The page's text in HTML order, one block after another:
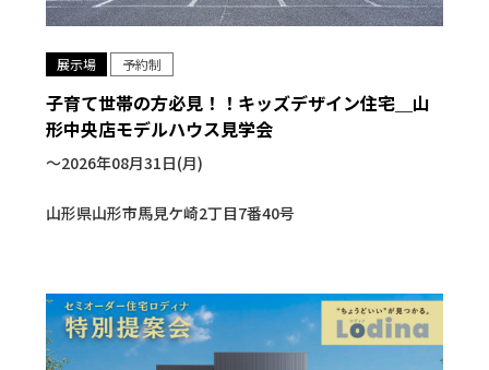
展示場 予約制
子育て世帯の方必見！！キッズデザイン住宅＿山
形中央店モデルハウス見学会
〜2026年08月31日(月)
山形県山形市馬見ケ崎2丁目7番40号